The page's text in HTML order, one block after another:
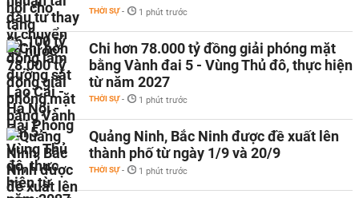
THỜI SỰ - 1 phút trước
Chi hơn 78.000 tỷ đồng giải phóng mặt
bằng Vành đai 5 - Vùng Thủ đô, thực hiện
từ năm 2027
THỜI SỰ - 1 phút trước
Quảng Ninh, Bắc Ninh được đề xuất lên
thành phố từ ngày 1/9 và 20/9
THỜI SỰ - 1 phút trước